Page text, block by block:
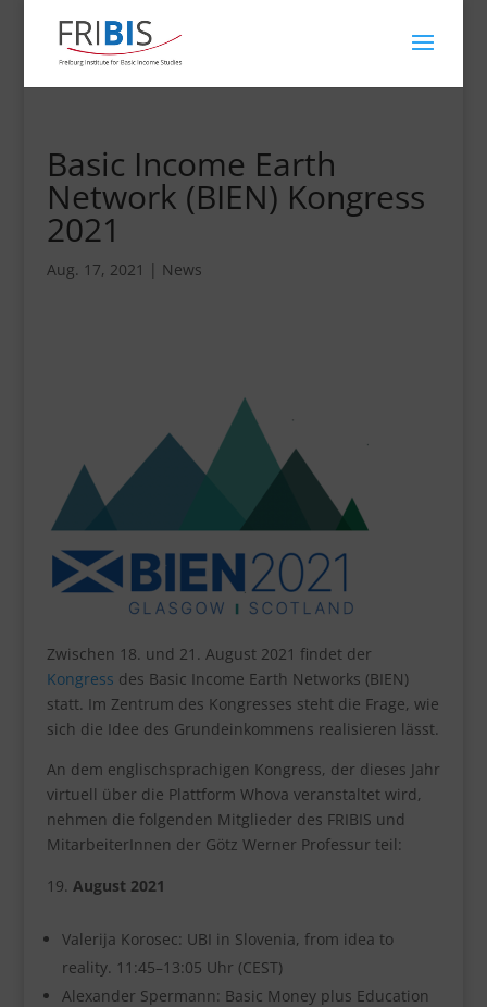
Basic Income Earth
Network (BIEN) Kongress
2021
Aug. 17, 2021 | News
Zwischen 18. und 21. August 2021 findet der
Kongress des Basic Income Earth Networks (BIEN)
statt. Im Zentrum des Kongresses steht die Frage, wie
sich die Idee des Grundeinkommens realisieren lässt.
An dem englischsprachigen Kongress, der dieses Jahr
virtuell über die Plattform Whova veranstaltet wird,
nehmen die folgenden Mitglieder des FRIBIS und
MitarbeiterInnen der Götz Werner Professur teil:
August 2021
Valerija Korosec: UBI in Slovenia, from idea to
reality. 11:45–13:05 Uhr (CEST)
Alexander Spermann: Basic Money plus Education